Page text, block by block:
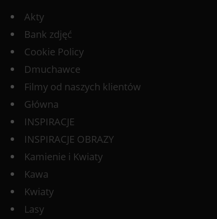
Akty
Bank zdjęć
Cookie Policy
Dmuchawce
Filmy od naszych klientów
Główna
INSPIRACJE
INSPIRACJE OBRAZY
Kamienie i Kwiaty
Kawa
Kwiaty
Lasy